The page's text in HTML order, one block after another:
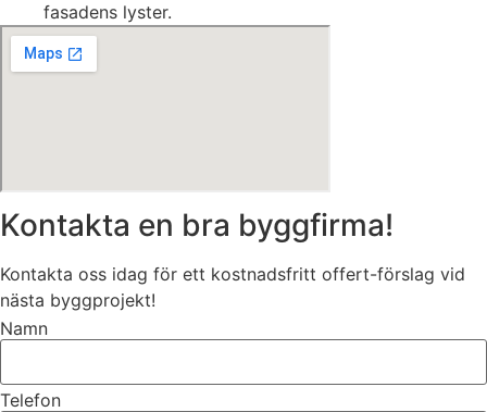
fasadens lyster.
Kontakta en bra byggfirma!
Kontakta oss idag för ett kostnadsfritt offert-förslag vid
nästa byggprojekt!
Namn
Telefon